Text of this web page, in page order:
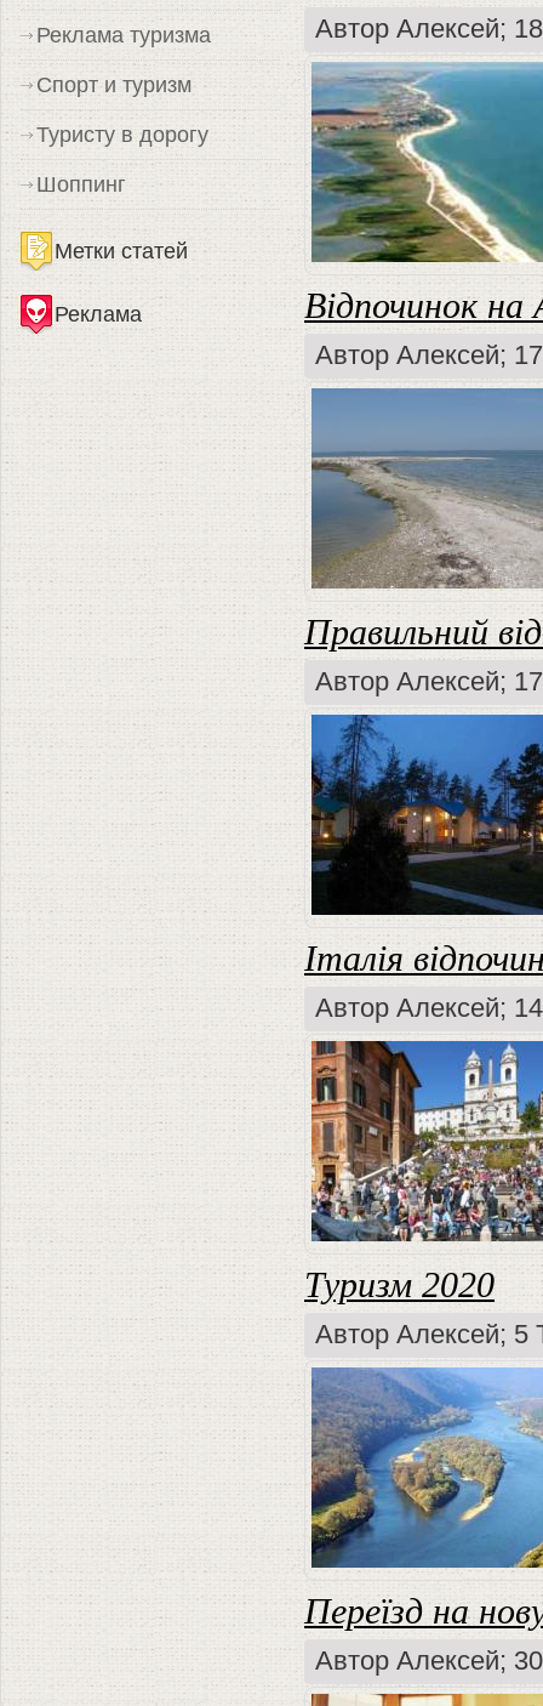
Автор Алексей;
Відпочинок на
Автор Алексей;
Правильний
Автор Алексей;
Італія
Автор Алексей;
Туризм 2020
Автор Алексей; 5
Переїзд на
Автор Алексей;
Реклама туризма
Спорт и туризм
Туристу в дорогу
Шоппинг
Метки статей
Реклама